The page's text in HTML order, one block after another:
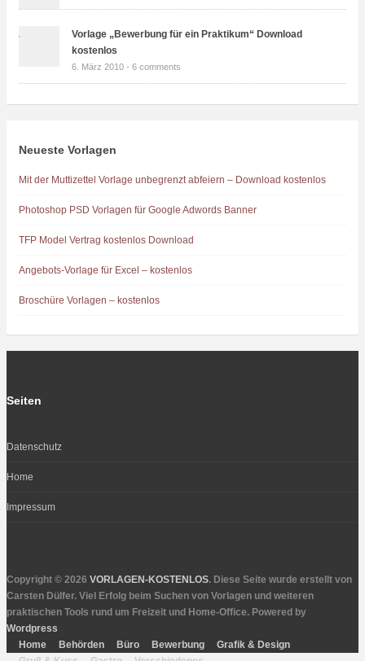
Vorlage „Bewerbung für ein Praktikum“ Download
kostenlos
6. März 2010 - 6 comments
Neueste Vorlagen
Mit der Muttizettel Vorlage unbegrenzt abfeiern – Download kostenlos
Photoshop PSD Vorlagen für Google Adwords Banner
TFP Model Vertrag kostenlos Download
Angebots-Vorlage für Excel – kostenlos
Broschüre Vorlagen – kostenlos
Seiten
Datenschutz
Home
Impressum
Copyright © 2026 VORLAGEN-KOSTENLOS. Diese Seite wurde erstellt von
Carsten Dülfer. Viel Erfolg beim Suchen von Vorlagen und weiteren
praktischen Tools rund um Freizeit und Home-Office. Powered by
Wordpress
Home
Behörden Büro Bewerbung
Grafik & Design